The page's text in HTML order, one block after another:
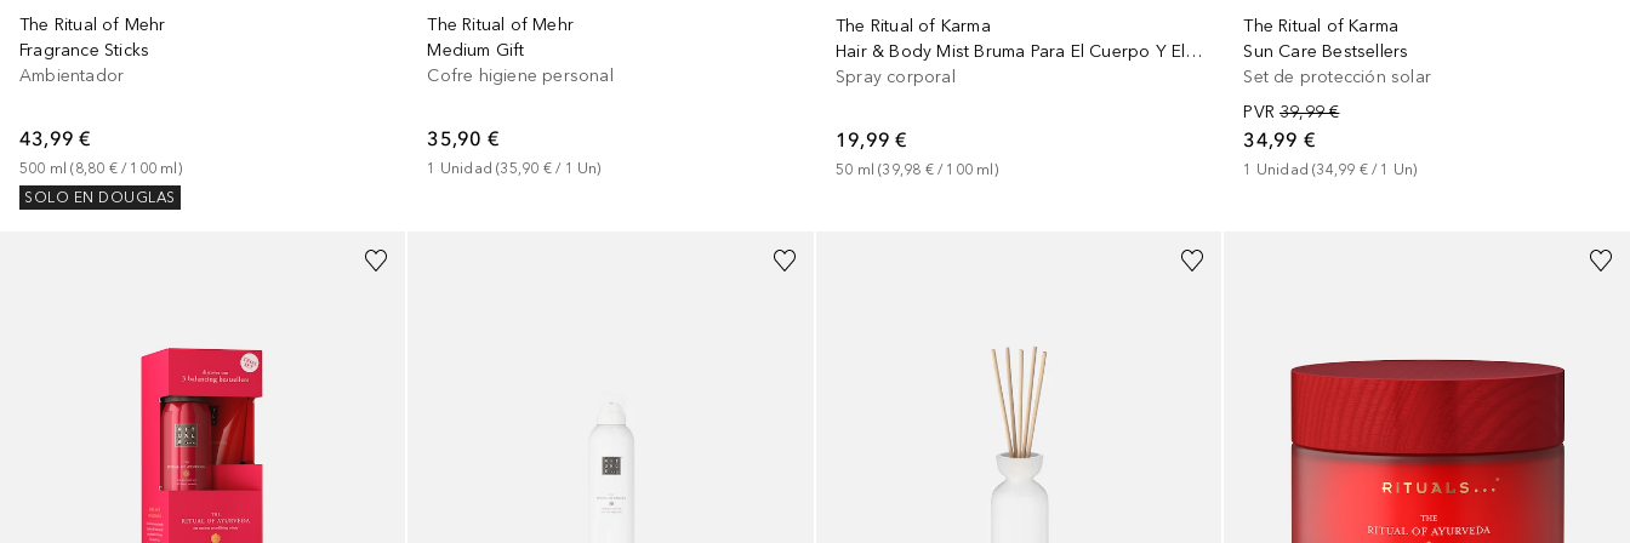
The Ritual of Mehr
Fragrance Sticks
Ambientador
43,99 €
500 ml (8,80 € / 100 ml )
SOLO EN DOUGLAS
The Ritual of Mehr
Medium Gift
Cofre higiene personal
35,90 €
1 Unidad (35,90 € / 1 Un)
The Ritual of Karma
Hair & Body Mist Bruma Para El Cuerpo Y El Cabello
Spray corporal
19,99 €
50 ml (39,98 € / 100 ml)
The Ritual of Karma
Sun Care Bestsellers
Set de protección solar
PVR 39,99 €
34,99 €
1 Unidad (34,99 € / 1 Un)